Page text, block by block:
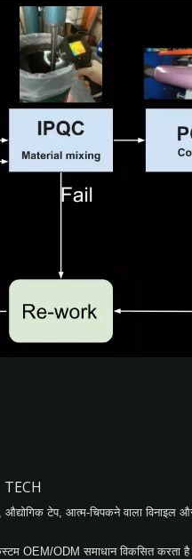
TECH
औद्योगिक टेप, आत्म-चिपकने वाला
OEM/ODM समाधान विकसित करता